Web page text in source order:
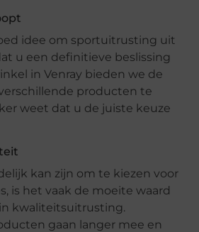
idee om sportuitrusting uit
u een definitieve beslissing
in Venray bieden we de
producten te
weet dat u de juiste keuze
kan zijn om te kiezen voor
is het vaak de moeite waard
kwaliteitsuitrusting.
gaan langer mee en